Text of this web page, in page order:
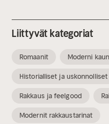
Liittyvät kategoriat
Romaanit Moderni
Historialliset ja uskonnolliset
Rakkaus ja feelgood
Modernit rakkaustarinat